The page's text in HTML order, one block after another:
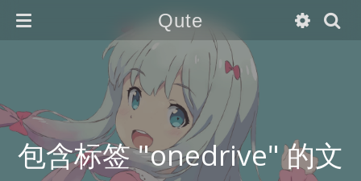
Qute
包含标签 "onedrive" 的文